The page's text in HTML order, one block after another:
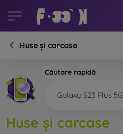
Huse și carcase
Căutare rapidă
Galaxy S23 Plus 5G
Huse și carcase